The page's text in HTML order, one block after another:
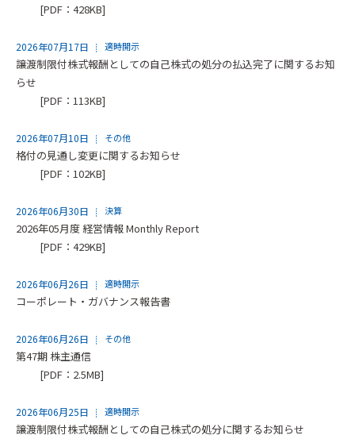
[PDF：428KB]
2026年07月17日 適時開示
譲渡制限付株式報酬としての自己株式の処分の払込完了に関するお知
らせ
[PDF：113KB]
2026年07月10日 その他
格付の見通し変更に関するお知らせ
[PDF：102KB]
2026年06月30日 決算
2026年05月度 経営情報 Monthly Report
[PDF：429KB]
2026年06月26日 適時開示
コーポレート・ガバナンス報告書
2026年06月26日 その他
第47期 株主通信
[PDF：2.5MB]
2026年06月25日 適時開示
譲渡制限付株式報酬としての自己株式の処分に関するお知らせ